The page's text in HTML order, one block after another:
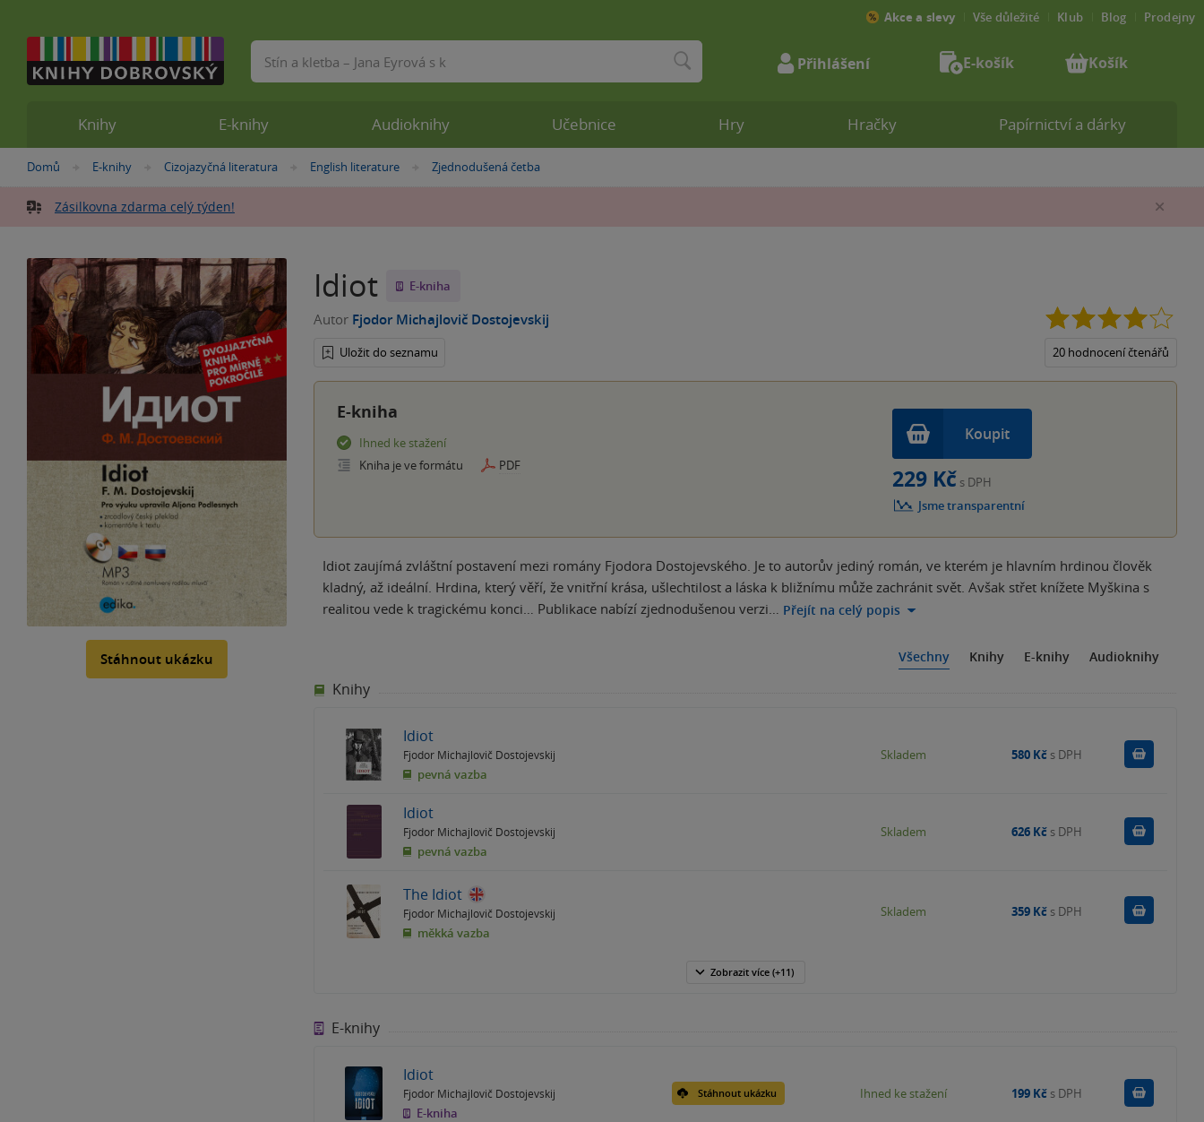
Nacházíte
zde:
Domů »
E-knihy »
Cizojazyčná literatura »
English literature »
Zjednodušená četba
Zásilkovna zdarma celý týden!
Stáhnout ukázku
Idiot E-kniha
Autor Fjodor Michajlovič Dostojevskij
Uložit do seznamu 20 hodnocení čtenářů
E-kniha
Ihned ke stažení
Kniha je ve formátu
PDF
Koupit
229 Kč s DPH
Jsme transparentní
Idiot zaujímá zvláštní postavení mezi romány Fjodora Dostojevského. Je to autorův jediný román, ve kterém je hlavním hrdinou člověk
kladný, až ideální. Hrdina, který věří, že vnitřní krása, ušlechtilost a láska k bližnímu může zachránit svět. Avšak střet knížete Myškina s
realitou vede k tragickému konci… Publikace nabízí zjednodušenou verzi… Přejít na celý popis
Všechny Knihy E-knihy Audioknihy
Knihy
Idiot
Fjodor Michajlovič Dostojevskij
pevná vazba
Skladem 580 Kč s DPH
Idiot
Fjodor Michajlovič Dostojevskij
pevná vazba
Skladem 626 Kč s DPH
The Idiot
Fjodor Michajlovič Dostojevskij
měkká vazba
Skladem 359 Kč s DPH
Zobrazit více(+11)
E-knihy
Idiot
Fjodor Michajlovič Dostojevskij
E-kniha
Stáhnout ukázku Ihned ke stažení 199 Kč s DPH Koupit
Knihy E-knihy Audioknihy Učebnice Hry Hračky Papírnictví a dárky
Akce a slevy Vše důležité Klub Blog Prodejny
Vyhledávání Přihlášení E-košík Košík